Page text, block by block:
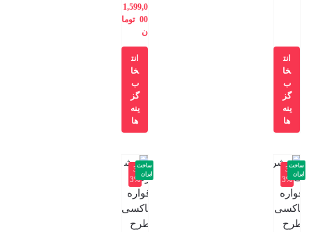
انت
خا
ب
گز
ینه
ها
1,599,0
00 توما
ن
انت
خا
ب
گز
ینه
ها
-3
3%
ساخت
ایران
-3
3%
ساخت
ایران